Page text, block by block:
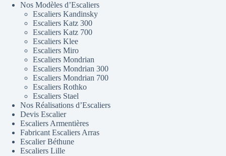
Nos Modèles d’Escaliers
Escaliers Kandinsky
Escaliers Katz 300
Escaliers Katz 700
Escaliers Klee
Escaliers Miro
Escaliers Mondrian
Escaliers Mondrian 300
Escaliers Mondrian 700
Escaliers Rothko
Escaliers Stael
Nos Réalisations d’Escaliers
Devis Escalier
Escaliers Armentières
Fabricant Escaliers Arras
Escalier Béthune
Escaliers Lille